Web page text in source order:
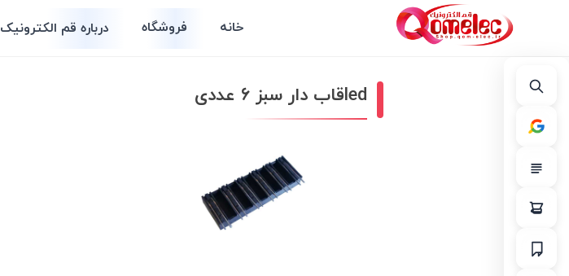
خانه فروشگاه درباره قم الکترونیک
ledقاب دار سبز ۶ عددی